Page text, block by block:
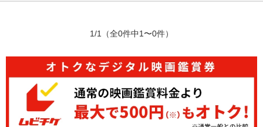
1/1 （全0件中1〜0件）